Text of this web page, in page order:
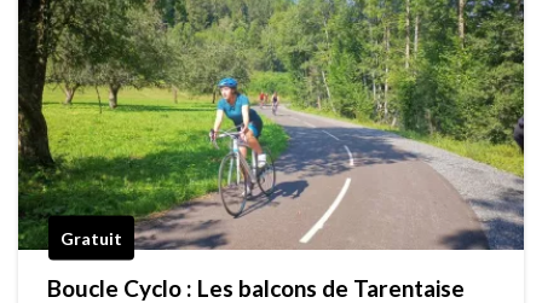
Gratuit
Boucle Cyclo : Les balcons de Tarentaise